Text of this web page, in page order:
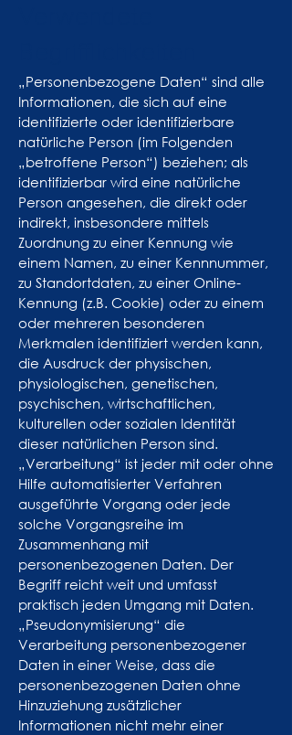
„Personenbezogene Daten“ sind alle
Informationen, die sich auf eine
identifizierte oder identifizierbare
natürliche Person (im Folgenden
„betroffene Person“) beziehen; als
identifizierbar wird eine natürliche
Person angesehen, die direkt oder
indirekt, insbesondere mittels
Zuordnung zu einer Kennung wie
einem Namen, zu einer Kennnummer,
zu Standortdaten, zu einer Online-
Kennung (z.B. Cookie) oder zu einem
oder mehreren besonderen
Merkmalen identifiziert werden kann,
die Ausdruck der physischen,
physiologischen, genetischen,
psychischen, wirtschaftlichen,
kulturellen oder sozialen Identität
dieser natürlichen Person sind.
„Verarbeitung“ ist jeder mit oder ohne
Hilfe automatisierter Verfahren
ausgeführte Vorgang oder jede
solche Vorgangsreihe im
Zusammenhang mit
personenbezogenen Daten. Der
Begriff reicht weit und umfasst
praktisch jeden Umgang mit Daten.
„Pseudonymisierung“ die
Verarbeitung personenbezogener
Daten in einer Weise, dass die
personenbezogenen Daten ohne
Hinzuziehung zusätzlicher
Informationen nicht mehr einer